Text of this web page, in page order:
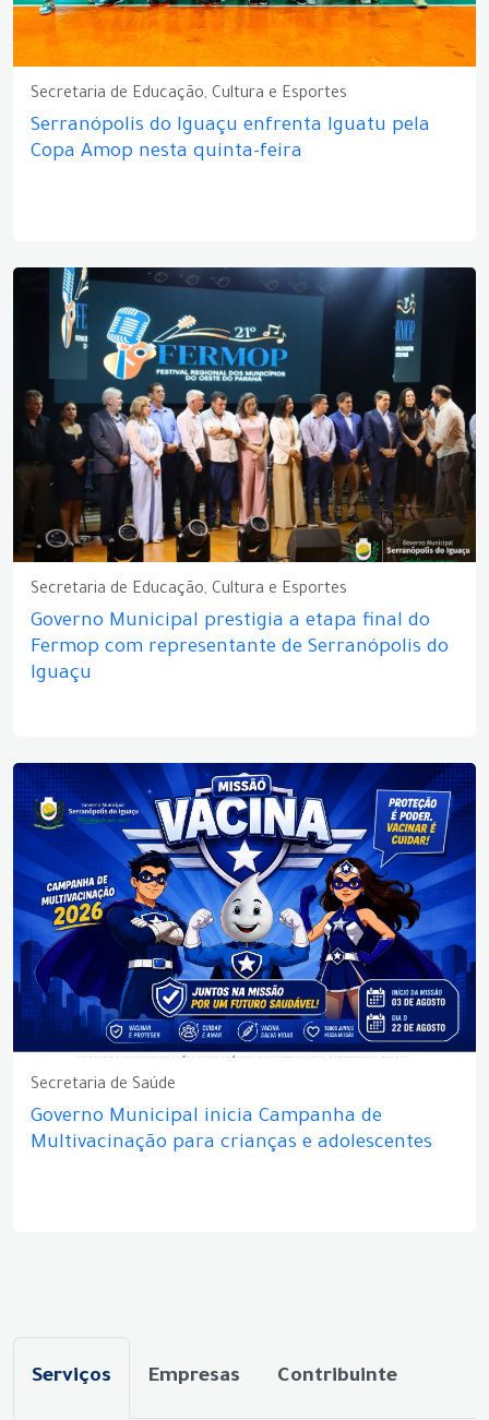
Secretaria de Educação, Cultura e Esportes
Serranópolis do Iguaçu enfrenta Iguatu pela
Copa Amop nesta quinta-feira
Secretaria de Educação, Cultura e Esportes
Governo Municipal prestigia a etapa final do
Fermop com representante de Serranópolis do
Iguaçu
Secretaria de Saúde
Governo Municipal inicia Campanha de
Multivacinação para crianças e adolescentes
Serviços Empresas Contribuinte